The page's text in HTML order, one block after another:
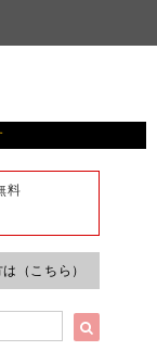
料
（こちら）